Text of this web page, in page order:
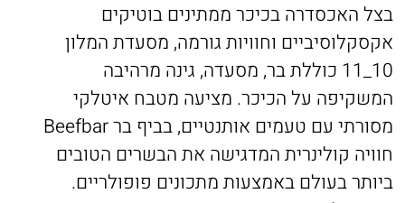
בצל האכסדרה בכיכר ממתינים בוטיקים
אקסקלוסיביים וחוויות גורמה, מסעדת המלון
10_11 כוללת בר, מסעדה, גינה מרהיבה
המשקיפה על הכיכר. מציעה מטבח איטלקי
מסורתי עם טעמים אותנטיים, בביף בר Beefbar
חוויה קולינרית המדגישה את הבשרים הטובים
ביותר בעולם באמצעות מתכונים פופולריים.